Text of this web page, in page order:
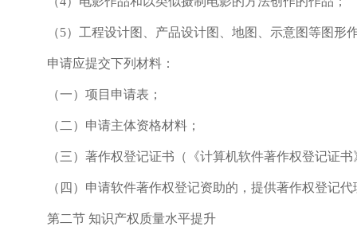
（5）工程设计图、产品设计图、地图、示意图等图形
申请应提交下列材料：
（一）项目申请表；
（二）申请主体资格材料；
（三）著作权登记证书（《计算机软件著作权登记证书
（四）申请软件著作权登记资助的，提供著作权登记代
第二节 知识产权质量水平提升